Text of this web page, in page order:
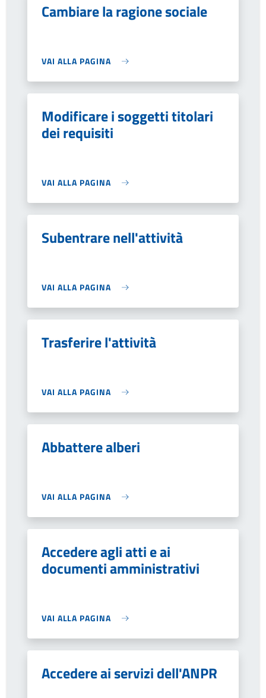
Cambiare la ragione sociale
VAI ALLA PAGINA
Modificare i soggetti titolari
dei requisiti
VAI ALLA PAGINA
Subentrare nell'attività
VAI ALLA PAGINA
Trasferire l'attività
VAI ALLA PAGINA
Abbattere alberi
VAI ALLA PAGINA
Accedere agli atti e ai
documenti amministrativi
VAI ALLA PAGINA
Accedere ai servizi dell'ANPR